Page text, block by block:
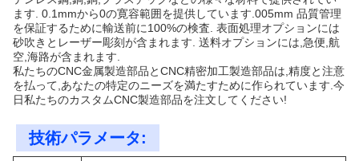
ます. 0.1mmから0の寛容範囲を提供しています.005mm 品質管理
を保証するために輸送前に100%の検査. 表面処理オプションには
砂吹きとレーザー彫刻が含まれます. 送料オプションには,急便,航
空,海路が含まれます.
私たちのCNC金属製造部品とCNC精密加工製造部品は,精度と注意
を払って,あなたの特定のニーズを満たすために作られています.今
日私たちのカスタムCNC製造部品を注文してください!
技術パラメータ: